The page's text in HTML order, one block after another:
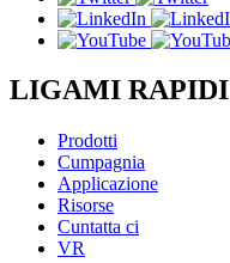
LIGAMI RAPIDI
Prodotti
Cumpagnia
Applicazione
Risorse
Cuntatta ci
VR